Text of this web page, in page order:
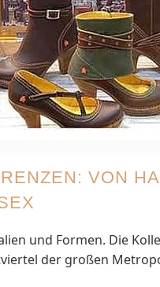
VON
und Formen. Die
der großen